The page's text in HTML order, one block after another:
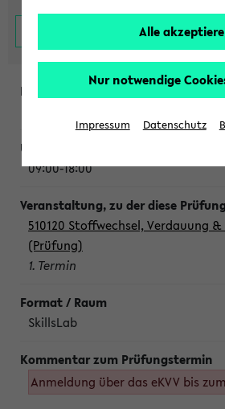
09:00-18:00
510120 Stoffwechsel, Verdauung
(Prüfung)
1. Termin
SkillsLab
Anmeldung über das eKVV bis zum
Alle
Nur notwendige
Impressum Datenschutz